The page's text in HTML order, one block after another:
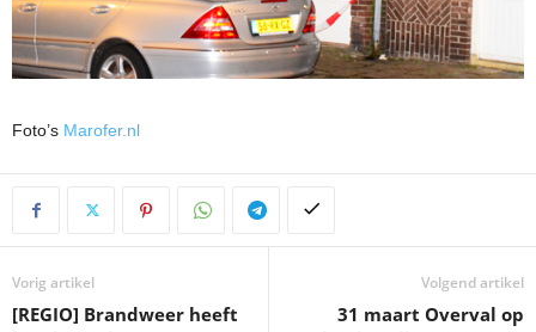
Foto’s Marofer.nl
Vorig artikel
[REGIO] Brandweer heeft
Volgend artikel
31 maart Overval op